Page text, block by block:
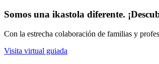
Somos una ikastola diferente.
Con la estrecha colaboración de familias y
Visita virtual guiada